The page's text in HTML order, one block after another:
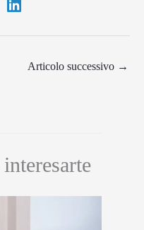
Articolo successivo →